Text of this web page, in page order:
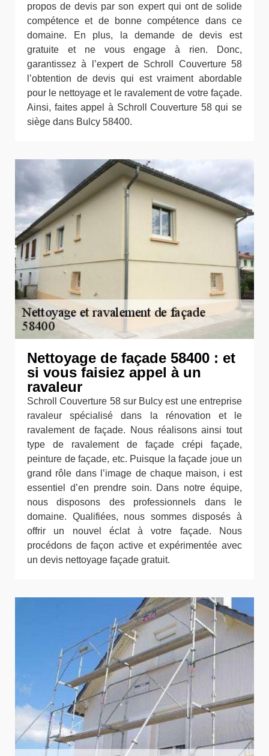
propos de devis par son expert qui ont de solide
compétence et de bonne compétence dans ce
domaine. En plus, la demande de devis est
gratuite et ne vous engage à rien. Donc,
garantissez à l’expert de Schroll Couverture 58
l’obtention de devis qui est vraiment abordable
pour le nettoyage et le ravalement de votre façade.
Ainsi, faites appel à Schroll Couverture 58 qui se
siège dans Bulcy 58400.
Nettoyage de façade 58400 : et
si vous faisiez appel à un
ravaleur
Schroll Couverture 58 sur Bulcy est une entreprise
ravaleur spécialisé dans la rénovation et le
ravalement de façade. Nous réalisons ainsi tout
type de ravalement de façade crépi façade,
peinture de façade, etc. Puisque la façade joue un
grand rôle dans l’image de chaque maison, i est
essentiel d’en prendre soin. Dans notre équipe,
nous disposons des professionnels dans le
domaine. Qualifiées, nous sommes disposés à
offrir un nouvel éclat à votre façade. Nous
procédons de façon active et expérimentée avec
un devis nettoyage façade gratuit.